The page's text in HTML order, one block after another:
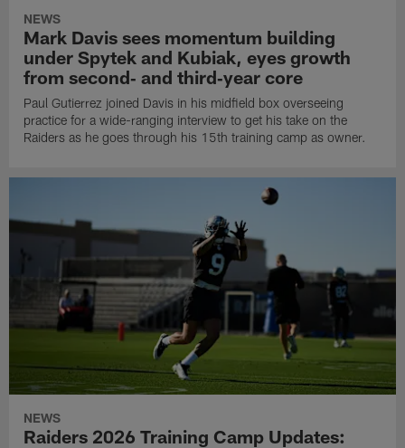
NEWS
Mark Davis sees momentum building
under Spytek and Kubiak, eyes growth
from second‑ and third‑year core
Paul Gutierrez joined Davis in his midfield box overseeing
practice for a wide-ranging interview to get his take on the
Raiders as he goes through his 15th training camp as owner.
NEWS
Raiders 2026 Training Camp Updates: